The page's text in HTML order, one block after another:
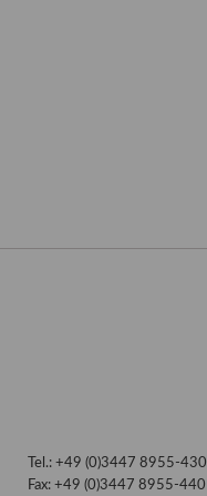
Tel.: +49 (0)3447 8955-430
Fax: +49 (0)3447 8955-440